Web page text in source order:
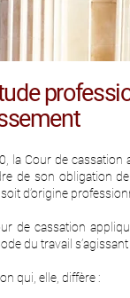
la Cour de
de son obligation
d’origine
de cassation
du travail
qui, elle, diffère :